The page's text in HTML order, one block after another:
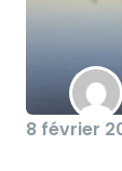
8 février